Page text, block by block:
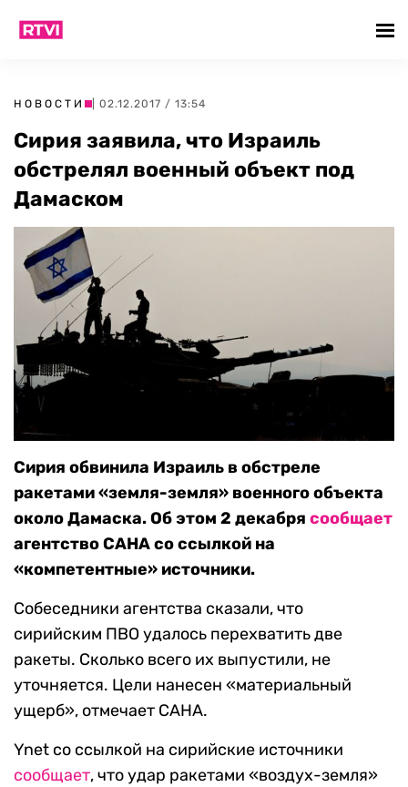
НОВОСТИ | 02.12.2017 / 13:54
Сирия заявила, что Израиль
обстрелял военный объект под
Дамаском
Сирия обвинила Израиль в обстреле
ракетами «земля-земля» военного объекта
около Дамаска. Об этом 2 декабря сообщает
агентство САНА со ссылкой на
«компетентные» источники.
Собеседники агентства сказали, что
сирийским ПВО удалось перехватить две
ракеты. Сколько всего их выпустили, не
уточняется. Цели нанесен «материальный
ущерб», отмечает САНА.
Ynet со ссылкой на сирийские источники
сообщает, что удар ракетами «воздух-земля»